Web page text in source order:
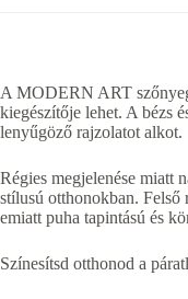
A MODERN ART
kiegészítője lehet. A bézs
lenyűgöző rajzolatot alkot.
Régies megjelenése miatt
stílusú otthonokban. Felső
emiatt puha tapintású és
Színesítsd otthonod a